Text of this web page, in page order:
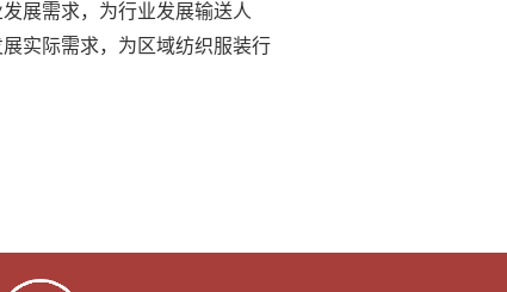
展需求，为行业发展输送人
展实际需求， 为 区域纺织服装行